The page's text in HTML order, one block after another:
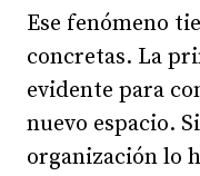
Ese fenómeno
concretas. La
evidente para
nuevo espacio.
organización lo